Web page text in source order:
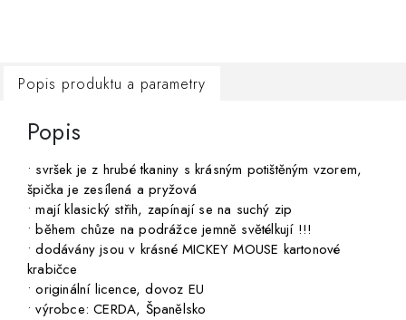
Popis produktu a parametry
Popis
• svršek je z hrubé tkaniny s krásným potištěným vzorem,
špička je zesílená a pryžová
• mají klasický střih, zapínají se na suchý zip
• během chůze na podrážce jemně světélkují !!!
• dodávány jsou v krásné MICKEY MOUSE kartonové
krabičce
• originální licence, dovoz EU
• výrobce: CERDA, Španělsko